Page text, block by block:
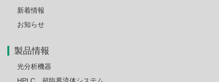
新着情報
お知らせ
製品情報
光分析機器